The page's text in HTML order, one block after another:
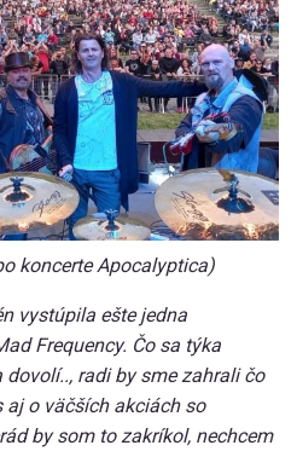
koncerte Apocalyptica)
vystúpila ešte jedna
Frequency. Čo sa týka
radi by sme zahrali čo
aj o väčších akciách so
by som to zakríkol, nechcem